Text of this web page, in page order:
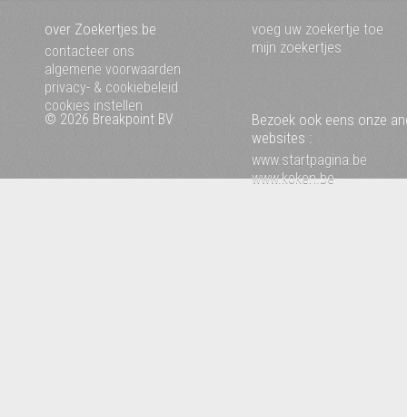
over Zoekertjes.be
contacteer ons
algemene voorwaarden
privacy- & cookiebeleid
cookies instellen
voeg uw zoekertje toe
mijn zoekertjes
© 2026 Breakpoint BV
Bezoek ook eens onze
websites :
www.startpagina.be
www.koken.be